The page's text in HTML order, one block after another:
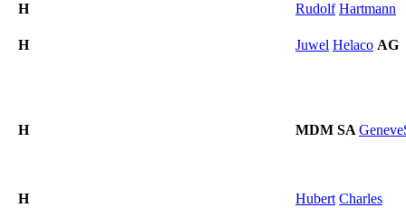
H Rudolf Hartmann
H Juwel Helaco AG
H MDM SA
H Hubert Charles